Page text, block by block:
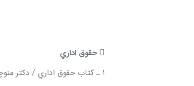
 حقوق اداري
۱ ـ كتاب حقوق اداري / دكتر منوچهر طباطبايي مؤتمني / سمت